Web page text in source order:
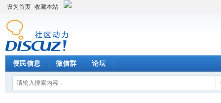
设为首页 收藏本站
便民信息 微信群 论坛